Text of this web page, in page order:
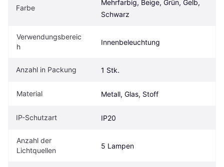
Farbe
Mehrfarbig, Beige, Grün, Gelb,
Schwarz
Verwendungsbereic
h
Innenbeleuchtung
Anzahl in Packung 1 Stk.
Material Metall, Glas, Stoff
IP-Schutzart IP20
Anzahl der
Lichtquellen
5 Lampen